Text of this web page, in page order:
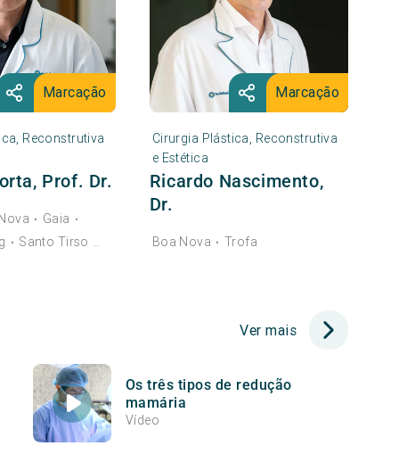
Marcação
Reconstrutiva
Prof. Dr.
• Gaia •
• Santo Tirso ...
Marcação
Cirurgia Plástica, Reconstrutiva
e Estética
Ricardo Nascimento,
Dr.
Boa Nova • Trofa
Ver mais
Os três tipos de redução
mamária
Vídeo